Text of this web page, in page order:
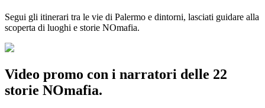
Segui gli itinerari tra le vie di Palermo e dintorni, lasciati guidare alla
scoperta di luoghi e storie NOmafia.
Video promo con i narratori delle 22
storie NOmafia.